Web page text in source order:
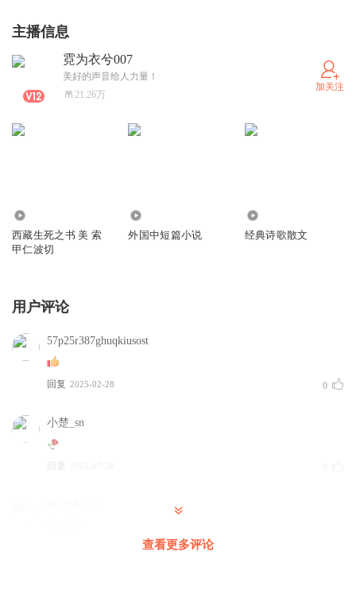
主播信息
霓为衣兮007
美好的声音给人力量！
21.26万
加关注
西藏生死之书 美 索
甲仁波切
外国中短篇小说 经典诗歌散文
用户评论
57p25r387ghuqkiusost
回复 2025-02-28 0
小楚_sn
回复
查看更多评论